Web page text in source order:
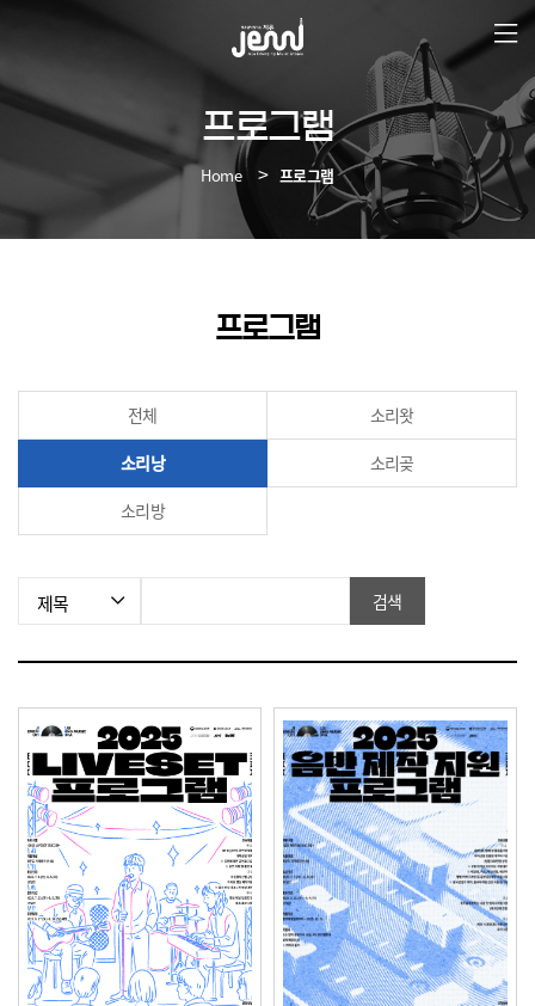
프로그램
Home 프로그램
프로그램
전체
소리왓
소리낭
소리곶
소리방
검색